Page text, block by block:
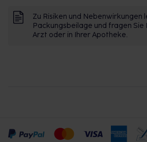
Zu Risiken und Nebenwirkungen
Packungsbeilage und fragen Sie
Arzt oder in Ihrer Apotheke.